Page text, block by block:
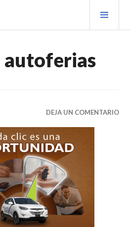
autoferias
DEJA UN COMENTARIO